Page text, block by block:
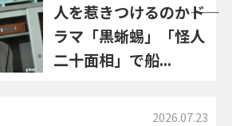
人を惹きつけるのか――ド
ラマ「黒蜥蜴」「怪人
二十面相」で船...
2026.07.23